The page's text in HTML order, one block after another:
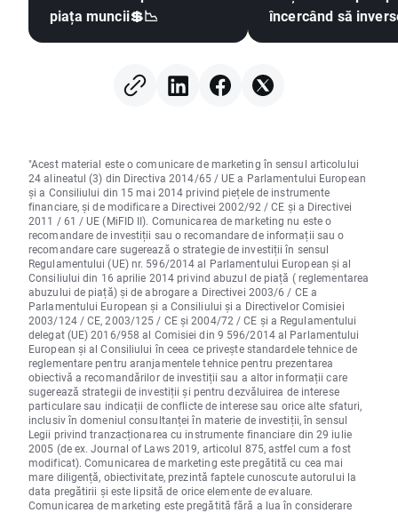
piața muncii💲📉
încercând să
"Acest material este o comunicare de marketing în sensul articolului
24 alineatul (3) din Directiva 2014/65 / UE a Parlamentului European
și a Consiliului din 15 mai 2014 privind piețele de instrumente
financiare, și de modificare a Directivei 2002/92 / CE și a Directivei
2011 / 61 / UE (MiFID II). Comunicarea de marketing nu este o
recomandare de investiții sau o recomandare de informații sau o
recomandare care sugerează o strategie de investiții în sensul
Regulamentului (UE) nr. 596/2014 al Parlamentului European și al
Consiliului din 16 aprilie 2014 privind abuzul de piață ( reglementarea
abuzului de piață) și de abrogare a Directivei 2003/6 / CE a
Parlamentului European și a Consiliului și a Directivelor Comisiei
2003/124 / CE, 2003/125 / CE și 2004/72 / CE și a Regulamentului
delegat (UE) 2016/958 al Comisiei din 9 596/2014 al Parlamentului
European și al Consiliului în ceea ce privește standardele tehnice de
reglementare pentru aranjamentele tehnice pentru prezentarea
obiectivă a recomandărilor de investiții sau a altor informații care
sugerează strategii de investiții și pentru dezvăluirea de interese
particulare sau indicații de conflicte de interese sau orice alte sfaturi,
inclusiv în domeniul consultanței în materie de investiții, în sensul
Legii privind tranzacționarea cu instrumente financiare din 29 iulie
2005 (de ex. Journal of Laws 2019, articolul 875, astfel cum a fost
modificat). Comunicarea de marketing este pregătită cu cea mai
mare diligență, obiectivitate, prezintă faptele cunoscute autorului la
data pregătirii și este lipsită de orice elemente de evaluare.
Comunicarea de marketing este pregătită fără a lua în considerare